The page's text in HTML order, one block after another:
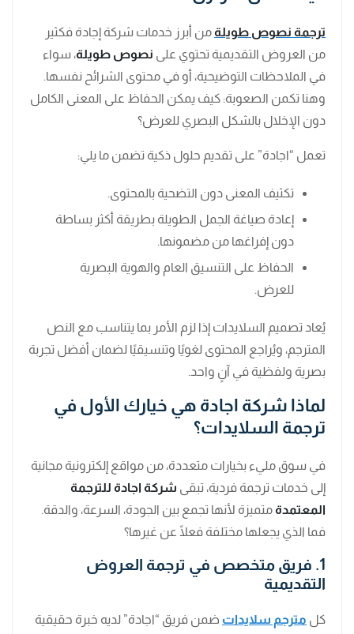
ترجمة نصوص طويلة من أبرز خدمات شركة إجادة فكثير
من العروض التقديمية تحتوي على نصوص طويلة، سواء
في الملاحظات التوضيحية، أو في محتوى الشرائح نفسها.
وهنا تكمن الصعوبة: كيف يمكن الحفاظ على المعنى الكامل
دون الإخلال بالشكل البصري للعرض؟
تعمل “اجادة” على تقديم حلول ذكية تضمن ما يلي:
تكثيف المعنى دون التضحية بالمحتوى.
إعادة صياغة الجمل الطويلة بطريقة أكثر بساطة
دون إفراغها من مضمونها.
الحفاظ على التنسيق العام والهوية البصرية
للعرض.
يُعاد تصميم السلايدات إذا لزم الأمر بما يتناسب مع النص
المترجم، ويُراجع المحتوى لغويًا وتنسيقيًا لضمان أفضل تجربة
بصرية ولفظية في آنٍ واحد.
لماذا شركة اجادة هي خيارك الأول في
ترجمة السلايدات؟
في سوق مليء بخيارات متعددة، من مواقع إلكترونية مجانية
إلى خدمات ترجمة فردية، تبقى شركة اجادة للترجمة
المعتمدة متميزة لأنها تجمع بين الجودة، السرعة، والدقة.
فما الذي يجعلها مختلفة فعلًا عن غيرها؟
1. فريق متخصص في ترجمة العروض
التقديمية
كل مترجم سلايدات ضمن فريق “اجادة” لديه خبرة حقيقية